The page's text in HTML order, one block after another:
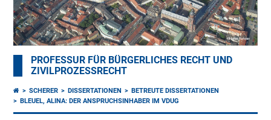
PROFESSUR FÜR BÜRGERLICHES RECHT UND
ZIVILPROZESSRECHT
SCHERER DISSERTATIONEN
BETREUTE DISSERTATIONEN
BLEUEL, ALINA: DER ANSPRUCHSINHABER IM VDUG